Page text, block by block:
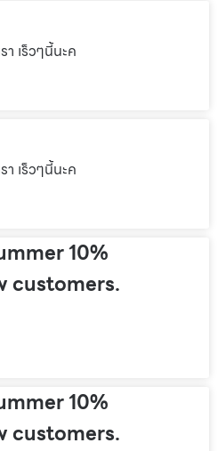
า เร็วๆนี้นะค
า เร็วๆนี้นะค
10%
customers.
10%
customers.